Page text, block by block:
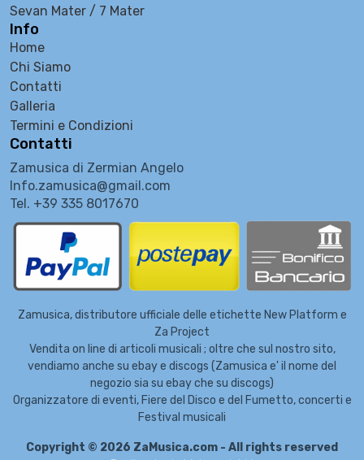
Sevan Mater / 7 Mater
Info
Home
Chi Siamo
Contatti
Galleria
Termini e Condizioni
Contatti
Zamusica di Zermian Angelo
Info.zamusica@gmail.com
Tel. +39 335 8017670
Zamusica, distributore ufficiale delle etichette New Platform e
Za Project
Vendita on line di articoli musicali ; oltre che sul nostro sito,
vendiamo anche su ebay e discogs (Zamusica e' il nome del
negozio sia su ebay che su discogs)
Organizzatore di eventi, Fiere del Disco e del Fumetto, concerti e
Festival musicali
Copyright © 2026 ZaMusica.com - All rights reserved